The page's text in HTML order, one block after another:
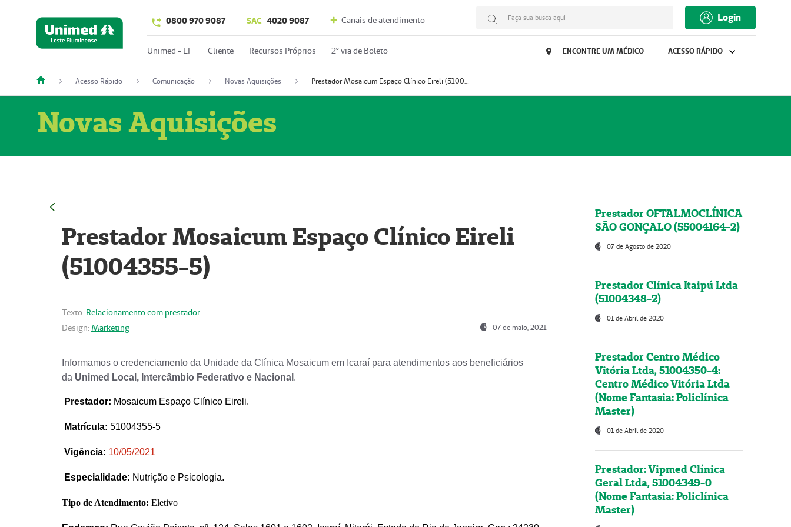
0800 970 9087 SAC 4020 9087 Canais de atendimento Faça sua busca aqui Login
Unimed - LF Cliente Recursos Próprios 2º via de Boleto ENCONTRE UM MÉDICO ACESSO RÁPIDO
Acesso Rápido Comunicação Novas Aquisições Prestador Mosaicum Espaço Clínico Eireli (51004355-5)
Novas Aquisições
Prestador Mosaicum Espaço Clínico Eireli
(51004355-5)
Texto: Relacionamento com prestador
Design: Marketing 07 de maio, 2021
Informamos o credenciamento da Unidade da Clínica Mosaicum em Icaraí para atendimentos aos beneficiários
da Unimed Local, Intercâmbio Federativo e Nacional .
Prestador: Mosaicum Espaço Clínico Eireli.
Matrícula: 51004355-5
Vigência: 10/05/2021
Especialidade: Nutrição e Psicologia.
Tipo de Atendimento: Eletivo
Prestador OFTALMOCLÍNICA
SÃO GONÇALO (55004164-2)
07 de Agosto de 2020
Prestador Clínica Itaipú Ltda
(51004348-2)
01 de Abril de 2020
Prestador Centro Médico
Vitória Ltda, 51004350-4:
Centro Médico Vitória Ltda
(Nome Fantasia: Policlínica
Master)
01 de Abril de 2020
Prestador: Vipmed Clínica
Geral Ltda, 51004349-0
(Nome Fantasia: Policlínica
Master)